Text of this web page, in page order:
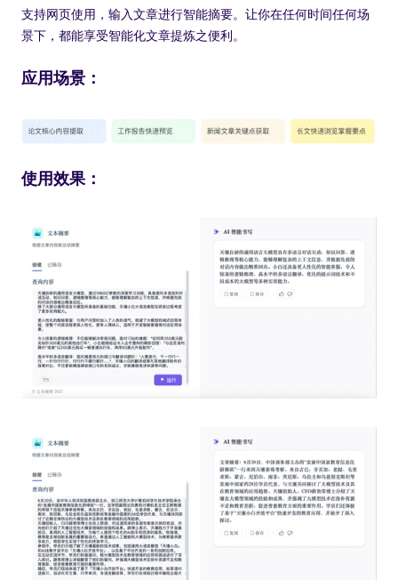
支持网页使用，输入文章进行智能摘要。让你在任何时间任何场
景下，都能享受智能化文章提炼之便利。
应用场景：
使用效果：